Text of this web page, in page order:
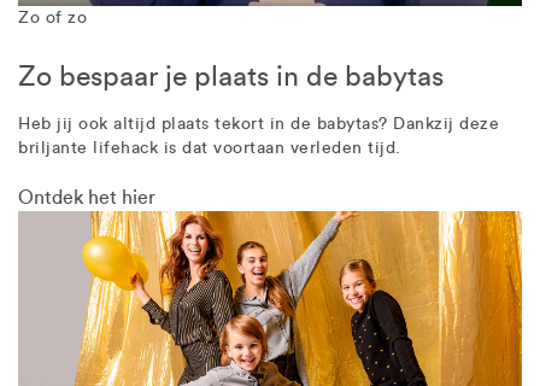
Zo of zo
Zo bespaar je plaats in de babytas
Heb jij ook altijd plaats tekort in de babytas? Dankzij deze
briljante lifehack is dat voortaan verleden tijd.
Ontdek het hier